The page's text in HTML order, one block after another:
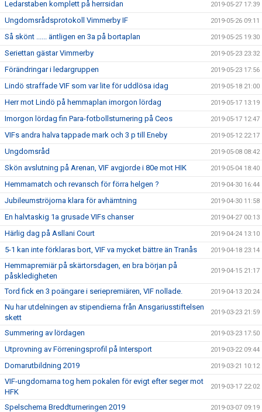
Ledarstaben komplett på herrsidan 2019-05-27 17:39
Ungdomsrådsprotokoll Vimmerby IF 2019-05-26 09:11
Så skönt ...... äntligen en 3a på bortaplan 2019-05-25 19:30
Seriettan gästar Vimmerby 2019-05-23 23:32
Förändringar i ledargruppen 2019-05-23 17:56
Lindö straffade VIF som var lite för uddlösa idag 2019-05-18 21:00
Herr mot Lindö på hemmaplan imorgon lördag 2019-05-17 13:19
Imorgon lördag fin Para-fotbollsturnering på Ceos 2019-05-17 12:47
VIFs andra halva tappade mark och 3 p till Eneby 2019-05-12 22:17
Ungdomsråd 2019-05-08 08:42
Skön avslutning på Arenan, VIF avgjorde i 80e mot HIK 2019-05-04 18:40
Hemmamatch och revansch för förra helgen ? 2019-04-30 16:44
Jubileumströjorna klara för avhämtning 2019-04-30 11:58
En halvtaskig 1a grusade VIFs chanser 2019-04-27 00:13
Härlig dag på Asllani Court 2019-04-24 13:10
5-1 kan inte förklaras bort, VIF va mycket bättre än Tranås 2019-04-18 23:14
Hemmapremiär på skärtorsdagen, en bra början på
påskledigheten
2019-04-15 21:17
Tord fick en 3 poängare i seriepremiären, VIF nollade. 2019-04-13 20:24
Nu har utdelningen av stipendierna från Ansgariusstiftelsen
skett
2019-03-23 21:59
Summering av lördagen 2019-03-23 17:50
Utprovning av Förreningsprofil på Intersport 2019-03-22 09:44
Domarutbildning 2019 2019-03-21 10:12
VIF-ungdomarna tog hem pokalen för evigt efter seger mot
HFK
2019-03-17 22:02
Spelschema Breddturneringen 2019 2019-03-07 09:19